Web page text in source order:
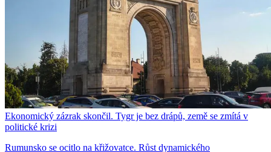
Ekonomický zázrak skončil. Tygr je bez drápů, země se zmítá v
politické krizi
Rumunsko se ocitlo na křižovatce. Růst dynamického